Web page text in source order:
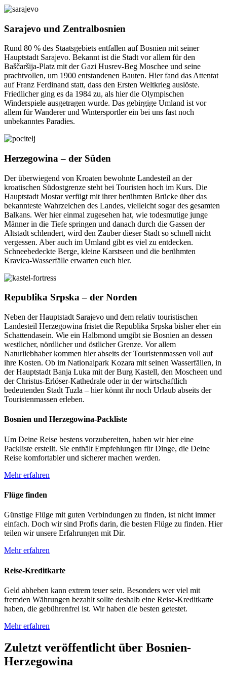
Sarajevo und Zentralbosnien
Rund 80 % des Staatsgebiets entfallen auf Bosnien mit seiner
Hauptstadt Sarajevo. Bekannt ist die Stadt vor allem für den
Baščaršija-Platz mit der Gazi Husrev-Beg Moschee und seine
prachtvollen, um 1900 entstandenen Bauten. Hier fand das Attentat
auf Franz Ferdinand statt, dass den Ersten Weltkrieg auslöste.
Friedlicher ging es da 1984 zu, als hier die Olympischen
Winderspiele ausgetragen wurde. Das gebirgige Umland ist vor
allem für Wanderer und Wintersportler ein bei uns fast noch
unbekanntes Paradies.
Herzegowina – der Süden
Der überwiegend von Kroaten bewohnte Landesteil an der
kroatischen Südostgrenze steht bei Touristen hoch im Kurs. Die
Hauptstadt Mostar verfügt mit ihrer berühmten Brücke über das
bekannteste Wahrzeichen des Landes, vielleicht sogar des gesamten
Balkans. Wer hier einmal zugesehen hat, wie todesmutige junge
Männer in die Tiefe springen und danach durch die Gassen der
Altstadt schlendert, wird den Zauber dieser Stadt so schnell nicht
vergessen. Aber auch im Umland gibt es viel zu entdecken.
Schneebedeckte Berge, kleine Karstseen und die berühmten
Kravica-Wasserfälle erwarten euch hier.
Republika Srpska – der Norden
Neben der Hauptstadt Sarajevo und dem relativ touristischen
Landesteil Herzegowina fristet die Republika Srpska bisher eher ein
Schattendasein. Wie ein Halbmond umgibt sie Bosnien an dessen
westlicher, nördlicher und östlicher Grenze. Vor allem
Naturliebhaber kommen hier abseits der Touristenmassen voll auf
ihre Kosten. Ob im Nationalpark Kozara mit seinen Wasserfällen, in
der Hauptstadt Banja Luka mit der Burg Kastell, den Moscheen und
der Christus-Erlöser-Kathedrale oder in der wirtschaftlich
bedeutenden Stadt Tuzla – hier könnt ihr noch Urlaub abseits der
Touristenmassen erleben.
Bosnien und Herzegowina-Packliste
Um Deine Reise bestens vorzubereiten, haben wir hier eine
Packliste erstellt. Sie enthält Empfehlungen für Dinge, die Deine
Reise komfortabler und sicherer machen werden.
Mehr erfahren
Flüge finden
Günstige Flüge mit guten Verbindungen zu finden, ist nicht immer
einfach. Doch wir sind Profis darin, die besten Flüge zu finden. Hier
teilen wir unsere Erfahrungen mit Dir.
Mehr erfahren
Reise-Kreditkarte
Geld abheben kann extrem teuer sein. Besonders wer viel mit
fremden Währungen bezahlt sollte deshalb eine Reise-Kreditkarte
haben, die gebührenfrei ist. Wir haben die besten getestet.
Mehr erfahren
Zuletzt veröffentlicht über Bosnien-
Herzegowina